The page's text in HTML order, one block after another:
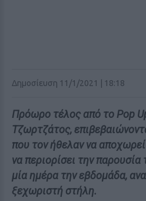
Δημοσίευση 11/1/2021 | 18:18
Πρόωρο τέλος από το Pop
Τζωρτζάτος,
που τον ήθελαν να
να περιορίσει την
μία ημέρα την εβδομάδα,
ξεχωριστή στήλη.